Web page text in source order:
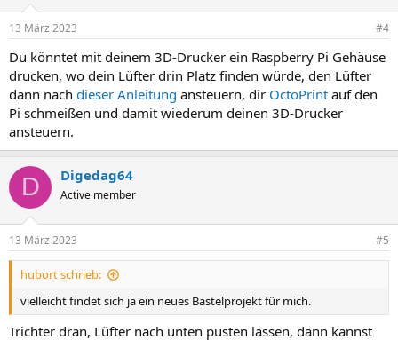
e
:
13 März 2023 #4
Du könntet mit deinem 3D-Drucker ein Raspberry Pi Gehäuse
drucken, wo dein Lüfter drin Platz finden würde, den Lüfter
dann nach dieser Anleitung ansteuern, dir OctoPrint auf den
Pi schmeißen und damit wiederum deinen 3D-Drucker
ansteuern.
D Digedag64
Active member
13 März 2023 #5
hubort schrieb:
vielleicht findet sich ja ein neues Bastelprojekt für mich.
Trichter dran, Lüfter nach unten pusten lassen, dann kannst